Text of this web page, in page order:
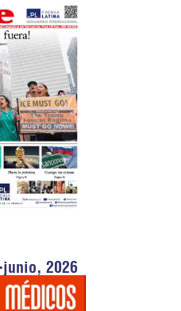
2026